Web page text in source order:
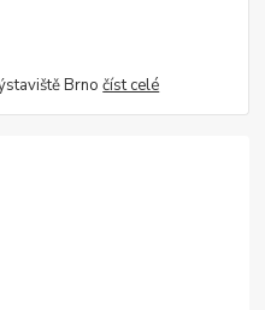
Brnočíst celé